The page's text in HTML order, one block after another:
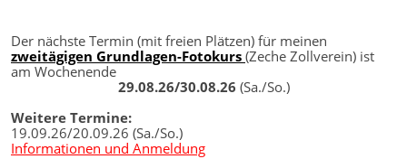
Der nächste Termin (mit freien Plätzen) für meinen
zweitägigen Grundlagen-Fotokurs (Zeche Zollverein) ist
am Wochenende
29.08.26/30.08.26 (Sa./So.)
Weitere Termine:
19.09.26/20.09.26 (Sa./So.)
Informationen und Anmeldung